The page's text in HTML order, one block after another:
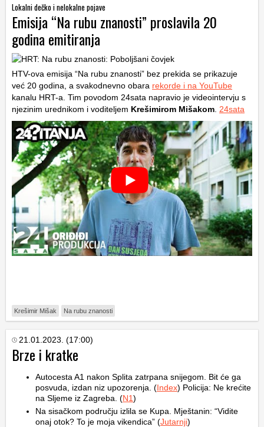
Lokalni dečko i nelokalne pojave
Emisija “Na rubu znanosti” proslavila 20
godina emitiranja
HTV-ova emisija “Na rubu znanosti” bez prekida se prikazuje
već 20 godina, a svakodnevno obara rekorde i na YouTube
kanalu HRT-a. Tim povodom 24sata napravio je videointervju s
njezinim urednikom i voditeljem Krešimirom Mišakom 24sata
Krešimir Mišak Na rubu znanosti
21.01.2023. (17:00)
Brze i kratke
Autocesta A1 nakon Splita zatrpana snijegom. Bit će ga
posvuda, izdan niz upozorenja. (Index) Policija: Ne krećite
na Sljeme iz Zagreba. (N1)
Na sisačkom području izlila se Kupa. Mještanin: “Vidite
onaj otok? To je moja vikendica” (Jutarnji)